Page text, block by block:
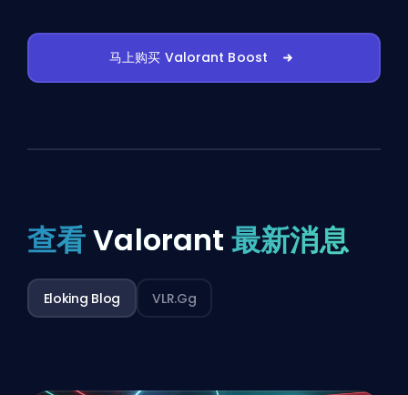
马上购买 Valorant Boost
查看Valorant 最新消息
Eloking Blog VLR.gg